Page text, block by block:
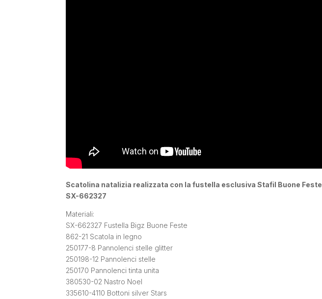
Scatolina natalizia realizzata con la fustella esclusiva Stafil Buone Feste
SX-662327
Materiali:
SX-662327 Fustella Bigz Buone Feste
862-21 Scatola in legno
250177-8 Pannolenci stelle glitter
250198-12 Pannolenci stelle
250170 Pannolenci tinta unita
380530-02 Nastro Noel
335610-4110 Bottoni silver Stars